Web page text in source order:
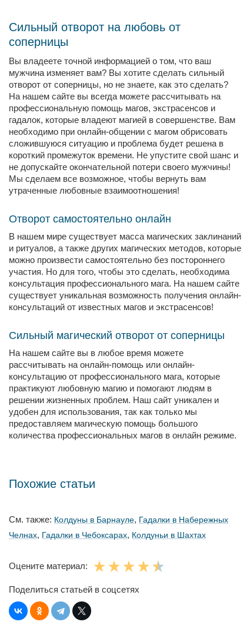
Сильный отворот на любовь от
соперницы
Вы владеете точной информацией о том, что ваш
мужчина изменяет вам? Вы хотите сделать сильный
отворот от соперницы, но не знаете, как это сделать?
На нашем сайте вы всегда можете рассчитывать на
профессиональную помощь магов, экстрасенсов и
гадалок, которые владеют магией в совершенстве. Вам
необходимо при онлайн-общении с магом обрисовать
сложившуюся ситуацию и проблема будет решена в
короткий промежуток времени. Не упустите свой шанс и
не допускайте окончательной потери своего мужчины!
Мы сделаем все возможное, чтобы вернуть вам
утраченные любовные взаимоотношения!
Отворот самостоятельно онлайн
В нашем мире существует масса магических заклинаний
и ритуалов, а также других магических методов, которые
можно произвести самостоятельно без постороннего
участия. Но для того, чтобы это сделать, необходима
консультация профессионального мага. На нашем сайте
существует уникальная возможность получения онлайн-
консультаций от известных магов и экстрасенсов!
Сильный магический отворот от соперницы
На нашем сайте вы в любое время можете
рассчитывать на онлайн-помощь или онлайн-
консультацию от профессионального мага, которые
практикуют любовную магию и помогают людям в
решении жизненных проблем. Наш сайт уникален и
удобен для использования, так как только мы
предоставляем магическую помощь большого
количества профессиональных магов в онлайн режиме.
Оцените материал:
Поделиться статьей в соцсетях
Похожие статьи
См. также: Колдуны в Барнауле, Гадалки в Набережных
Челнах, Гадалки в Чебоксарах, Колдуньи в Шахтах